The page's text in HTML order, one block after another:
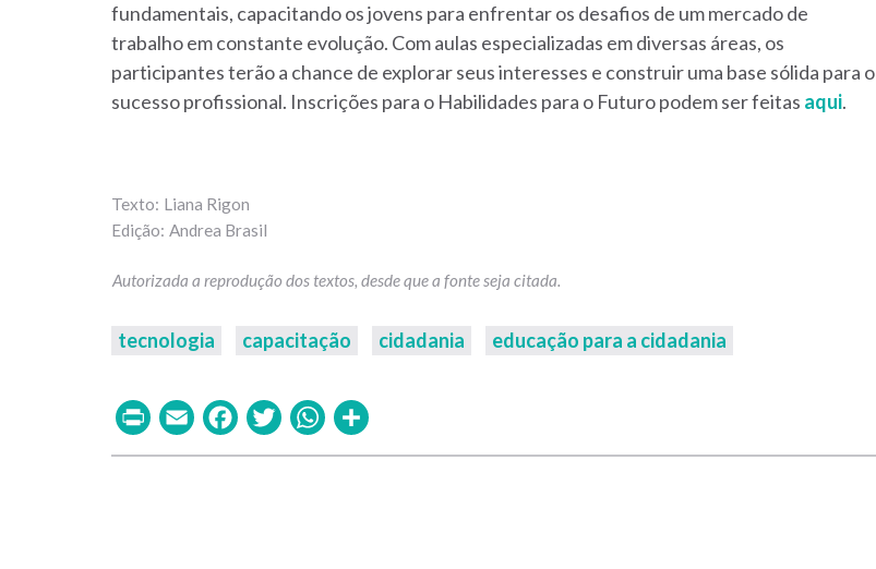
fundamentais, capacitando os jovens para enfrentar os desafios de um mercado de
trabalho em constante evolução. Com aulas especializadas em diversas áreas, os
participantes terão a chance de explorar seus interesses e construir uma base sólida para o
sucesso profissional. Inscrições para o Habilidades para o Futuro podem ser feitas aqui.
Liana Rigon
Andrea Brasil
tecnologia capacitação cidadania educação para a cidadania
PrintEmailFacebook
TwitterWhatsApp